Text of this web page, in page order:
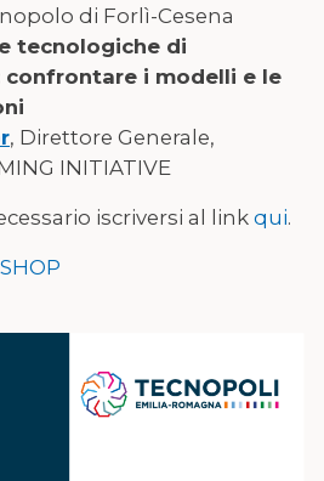
di Forlì-Cesena
tecnologiche di
confrontare i modelli e le
, Direttore Generale,
INITIATIVE
iscriversi al linkqui.